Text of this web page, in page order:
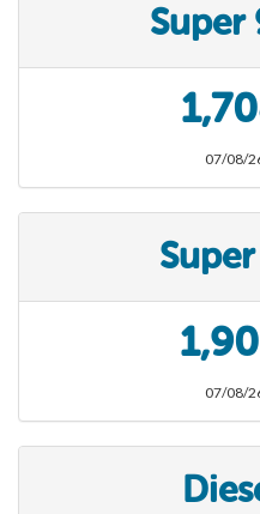
Super
07/08/
07/08/